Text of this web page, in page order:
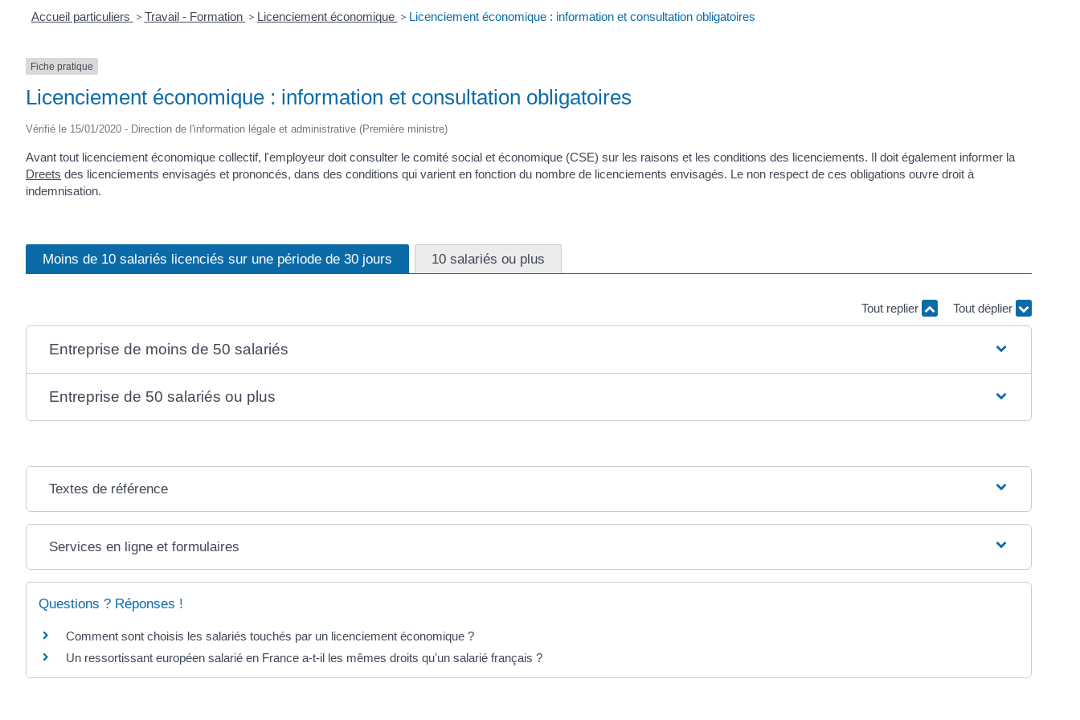
Accueil particuliers > Travail - Formation > Licenciement économique > Licenciement économique : information et consultation obligatoires
Fiche pratique
Licenciement économique : information et consultation obligatoires
Vérifié le 15/01/2020 - Direction de l'information légale et administrative (Première ministre)
Avant tout licenciement économique collectif, l'employeur doit consulter le comité social et économique (CSE) sur les raisons et les conditions des licenciements. Il doit également informer la
Dreets des licenciements envisagés et prononcés, dans des conditions qui varient en fonction du nombre de licenciements envisagés. Le non respect de ces obligations ouvre droit à
indemnisation.
Moins de 10 salariés licenciés sur une période de 30 jours 10 salariés ou plus
Tout replier Tout déplier
Entreprise de moins de 50 salariés
Entreprise de 50 salariés ou plus
Textes de référence
Services en ligne et formulaires
Questions ? Réponses !
Comment sont choisis les salariés touchés par un licenciement économique ?
Un ressortissant européen salarié en France a-t-il les mêmes droits qu'un salarié français ?